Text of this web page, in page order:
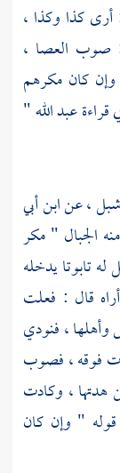
كذا وكذا ،
: صوب العصا ،
وإن كان مكرهم
عبد الله "
شبل، عنابن أبي
الجبال " مكر
تابوتا يدخله
قال : فعلت
، فنودي
فوقه ، فصوب
هدتها ، وكادت
" وإن كان